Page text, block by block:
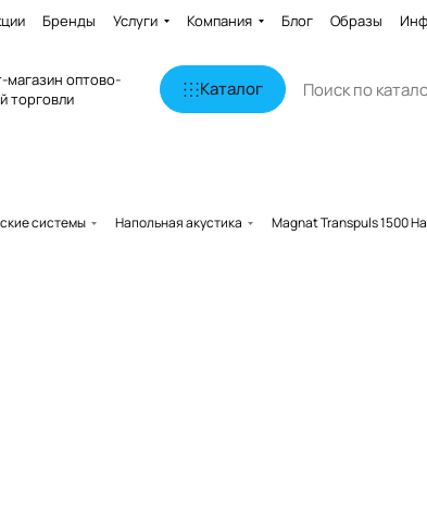
Бренды Услуги Компания Блог Образы
оптово-
торговли
Каталог
системы Напольная акустика Magnat Transpuls 1500